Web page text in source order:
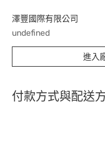
澤豐國際有限公司
undefined
進入
付款方式與配送